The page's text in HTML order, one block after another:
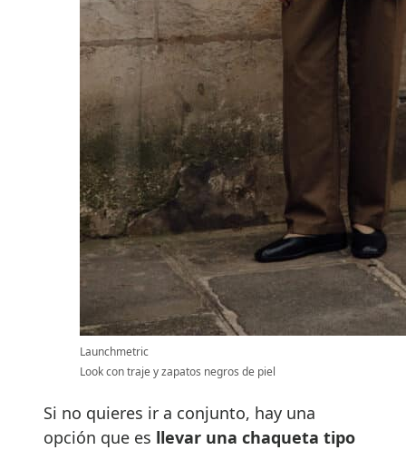
Launchmetric
Look con traje y zapatos negros de piel
Si no quieres ir a conjunto, hay una
opción que es llevar una chaqueta tipo